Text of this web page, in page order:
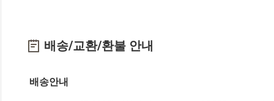
배송/교환/환불 안내
배송안내